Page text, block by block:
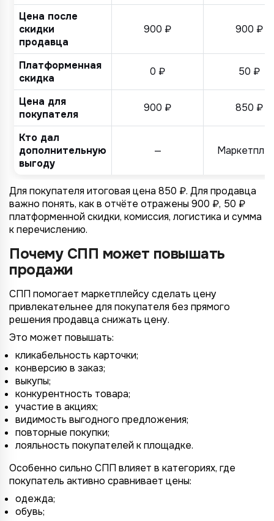
Цена после
скидки
продавца
900 ₽ 900 ₽
Платформенная
скидка
0 ₽ 50 ₽
Цена для
покупателя
900 ₽ 850 ₽
Кто дал
дополнительную
выгоду
—
Для покупателя итоговая цена 850 ₽. Для продавца
важно понять, как в отчёте отражены 900 ₽, 50 ₽
платформенной скидки, комиссия, логистика и сумма
к перечислению.
Почему СПП может повышать
продажи
СПП помогает маркетплейсу сделать цену
привлекательнее для покупателя без прямого
решения продавца снижать цену.
Это может повышать:
кликабельность карточки;
конверсию в заказ;
выкупы;
конкурентность товара;
участие в акциях;
видимость выгодного предложения;
повторные покупки;
лояльность покупателей к площадке.
Особенно сильно СПП влияет в категориях, где
покупатель активно сравнивает цены:
одежда;
обувь;
Подключение к
TotalCRM
Подключение к
TotalCRM
Подключение к
TotalCRM
Подключение к
TotalCRM
Подключение к
TotalCRM
Подключение к
TotalCRM
Подключение к
TotalCRM